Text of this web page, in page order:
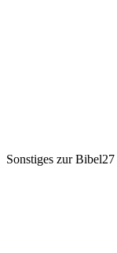
Sonstiges zur Bibel27